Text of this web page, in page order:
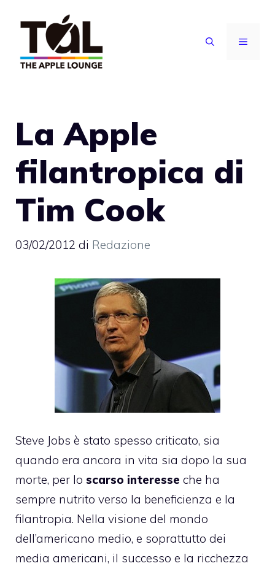
contenuto
MENU
La Apple
filantropica di
Tim Cook
03/02/2012 di Redazione
Steve Jobs è stato spesso criticato, sia
quando era ancora in vita sia dopo la sua
morte, per lo scarso interesse che ha
sempre nutrito verso la beneficienza e la
filantropia. Nella visione del mondo
dell’americano medio, e soprattutto dei
media americani, il successo e la ricchezza